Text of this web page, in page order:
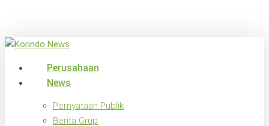
main
search
Menu
Perusahaan
News
Pernyataan Publik
Berita Grup